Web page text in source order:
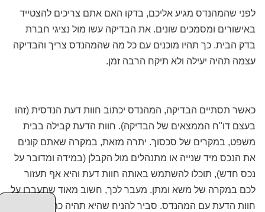
לפני שהמהנדס מגיע אליכם, בדקו האם אתם צריכים להצטייד
באישורים ומסמכים שונים. את הבדיקה עשו מול נציגי חברת
בדק הבית. כך תהיו מוכנים עם כל מה שהמהנדס צריך והבדיקה
עצמה תהיה יעילה ולא תיקח הרבה זמן.
כאשר תסתיים הבדיקה, המהנדס יכתוב חוות דעת הנדסית (זהו
בעצם דו"ח הממצאים של הבדיקה). חוות הדעת קבילה בבית
משפט, במקרים של סכסוך. יתרה מזאת, במקרה שאתם קונים
את הנכס מיד שנייה או מתנהלים מול הקבלן (במידה ומדובר על
נכס חדש), תוכלו להשתמש באותה חוות דעת והיא אף תעזור
לכם במקרה של משא ומתן. מעבר לכך, חשוב מאוד שתעברו על
חוות הדעת עם המהנדס. סביר להניח שהיא תהיה כתובה בשפה